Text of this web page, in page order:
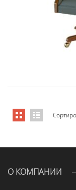
О КОМПАНИИ